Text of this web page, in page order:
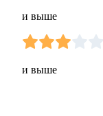
и выше
и выше